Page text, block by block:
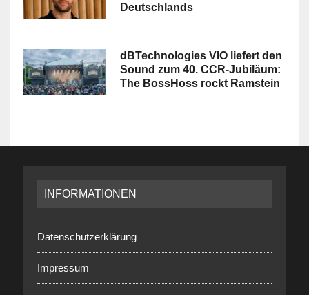
Deutschlands
dBTechnologies VIO liefert den
Sound zum 40. CCR-Jubiläum:
The BossHoss rockt Ramstein
INFORMATIONEN
Datenschutzerklärung
Impressum